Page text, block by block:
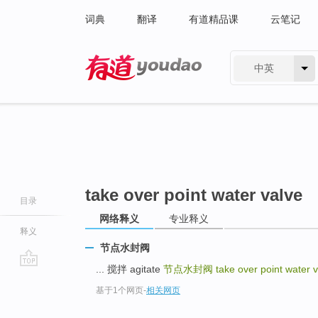
词典 翻译 有道精品课 云笔记
中英
目录
释义
take over point water valve
网络释义 专业释义
节点水封阀
... 搅拌 agitate 节点水封阀 take over point water
基于1个网页-相关网页